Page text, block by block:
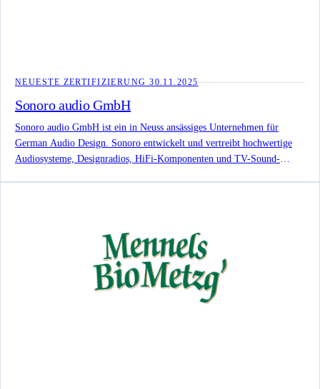
NEUESTE ZERTIFIZIERUNG30.11.2025
Sonoro audio GmbH
Sonoro audio GmbH ist ein in Neuss ansässiges Unternehmen für
German Audio Design. Sonoro entwickelt und vertreibt hochwertige
Audiosysteme, Designradios, HiFi-Komponenten und TV-Sound-